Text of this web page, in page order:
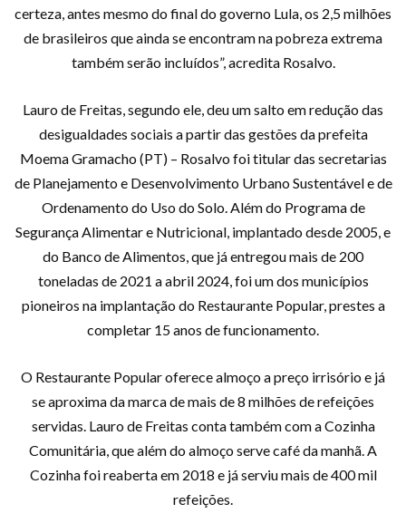
certeza, antes mesmo do final do governo Lula, os 2,5 milhões
de brasileiros que ainda se encontram na pobreza extrema
também serão incluídos”, acredita Rosalvo.
Lauro de Freitas, segundo ele, deu um salto em redução das
desigualdades sociais a partir das gestões da prefeita
Moema Gramacho (PT) – Rosalvo foi titular das secretarias
de Planejamento e Desenvolvimento Urbano Sustentável e de
Ordenamento do Uso do Solo. Além do Programa de
Segurança Alimentar e Nutricional, implantado desde 2005, e
do Banco de Alimentos, que já entregou mais de 200
toneladas de 2021 a abril 2024, foi um dos municípios
pioneiros na implantação do Restaurante Popular, prestes a
completar 15 anos de funcionamento.
O Restaurante Popular oferece almoço a preço irrisório e já
se aproxima da marca de mais de 8 milhões de refeições
servidas. Lauro de Freitas conta também com a Cozinha
Comunitária, que além do almoço serve café da manhã. A
Cozinha foi reaberta em 2018 e já serviu mais de 400 mil
refeições.